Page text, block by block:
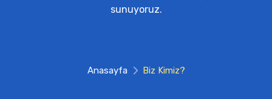
sunuyoruz.
Anasayfa Biz Kimiz?